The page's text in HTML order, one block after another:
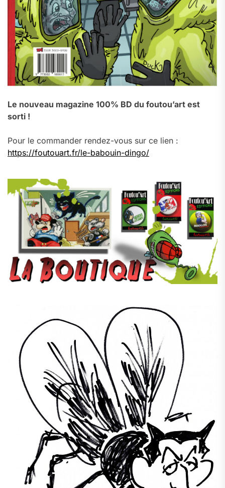
Le nouveau magazine 100% BD du foutou’art est
sorti !
Pour le commander rendez-vous sur ce lien :
https://foutouart.fr/le-babouin-dingo/